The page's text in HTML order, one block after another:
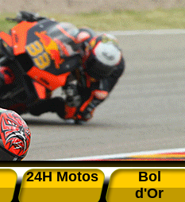
24H Motos
Bol
d'Or